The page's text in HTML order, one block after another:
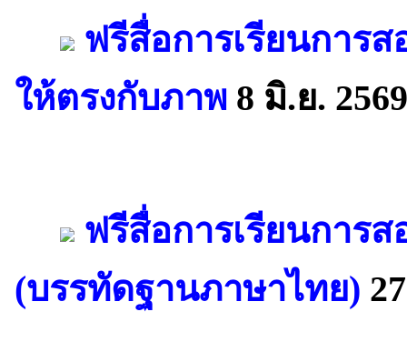
ฟรีสื่อการเรียนการ
ให้ตรงกับภาพ 8 มิ.ย. 2569
ฟรีสื่อการเรียนการ
(บรรทัดฐานภาษาไทย)